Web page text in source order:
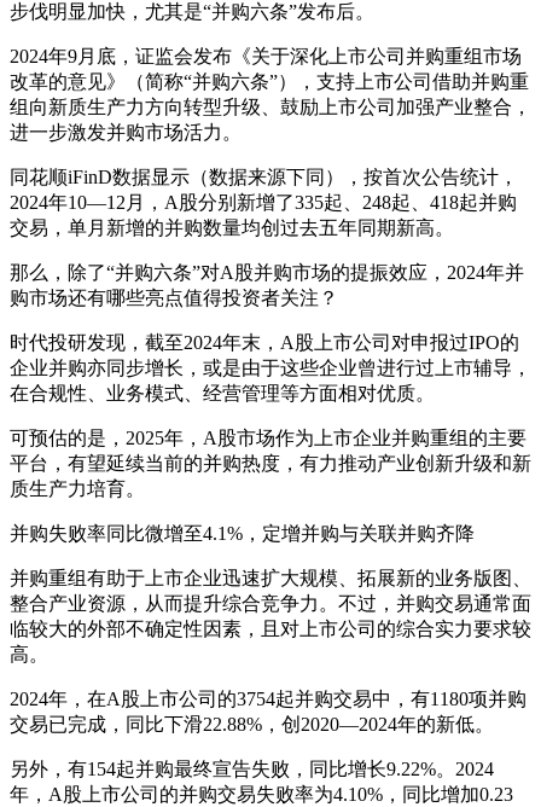
步伐明显加快，尤其是“并购六条”发布后。
2024年9月底，证监会发布《关于深化上市公司并购重组市场
改革的意见》（简称“并购六条”），支持上市公司借助并购重
组向新质生产力方向转型升级、鼓励上市公司加强产业整合，
进一步激发并购市场活力。
同花顺iFinD数据显示（数据来源下同），按首次公告统计，
2024年10—12月，A股分别新增了335起、248起、418起并购
交易，单月新增的并购数量均创过去五年同期新高。
那么，除了“并购六条”对A股并购市场的提振效应，2024年并
购市场还有哪些亮点值得投资者关注？
时代投研发现，截至2024年末，A股上市公司对申报过IPO的
企业并购亦同步增长，或是由于这些企业曾进行过上市辅导，
在合规性、业务模式、经营管理等方面相对优质。
可预估的是，2025年，A股市场作为上市企业并购重组的主要
平台，有望延续当前的并购热度，有力推动产业创新升级和新
质生产力培育。
并购失败率同比微增至4.1%，定增并购与关联并购齐降
并购重组有助于上市企业迅速扩大规模、拓展新的业务版图、
整合产业资源，从而提升综合竞争力。不过，并购交易通常面
临较大的外部不确定性因素，且对上市公司的综合实力要求较
高。
2024年，在A股上市公司的3754起并购交易中，有1180项并购
交易已完成，同比下滑22.88%，创2020—2024年的新低。
另外，有154起并购最终宣告失败，同比增长9.22%。2024
年，A股上市公司的并购交易失败率为4.10%，同比增加0.23